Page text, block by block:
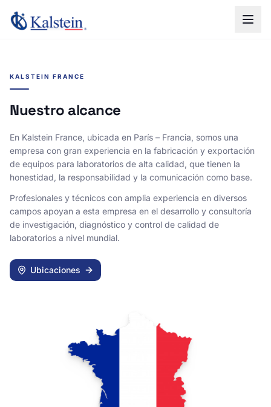
KALSTEIN FRANCE
Nuestro alcance
En Kalstein France, ubicada en París – Francia, somos una
empresa con gran experiencia en la fabricación y exportación
de equipos para laboratorios de alta calidad, que tienen la
honestidad, la responsabilidad y la comunicación como base.
Profesionales y técnicos con amplia experiencia en diversos
campos apoyan a esta empresa en el desarrollo y consultoría
de investigación, diagnóstico y control de calidad de
laboratorios a nivel mundial.
Ubicaciones